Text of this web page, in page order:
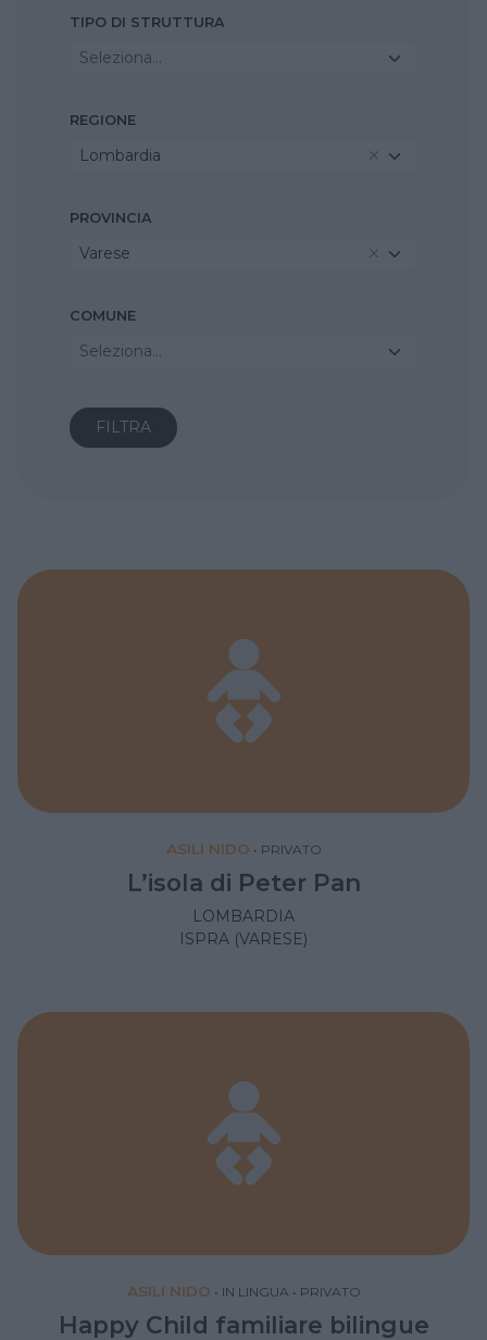
TIPO DI STRUTTURA
Seleziona...
REGIONE
Lombardia
PROVINCIA
Varese
COMUNE
Seleziona...
ASILI NIDO • PRIVATO
L’isola di Peter Pan
LOMBARDIA
ISPRA (VARESE)
ASILI NIDO • IN LINGUA • PRIVATO
Happy Child familiare bilingue